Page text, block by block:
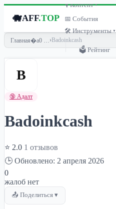
🐗AFF.TOP
🎙 Контент ▾
📅 События
🛠 Инструменты ▾
🗳 Рейтинг
Главная › Badoinkcash
B
🔞 Адалт
Badoinkcash
⭐ 2.0 1 отзывов
🕒 Обновлено: 2 апреля 2026
0
жалоб нет
📤 Поделиться ▾